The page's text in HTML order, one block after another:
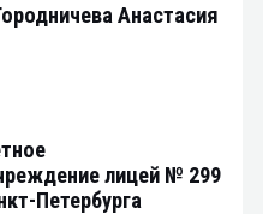
Анастасия
лицей № 299
Петербурга